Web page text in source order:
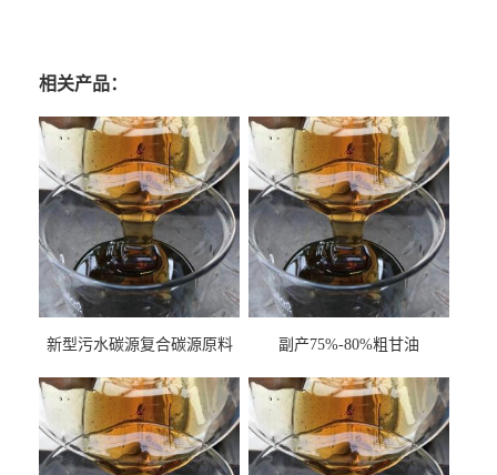
相关产品：
新型污水碳源复合碳源原料
副产75%-80%粗甘油